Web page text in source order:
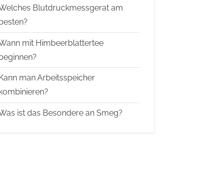
Blutdruckmessgerat am
mit Himbeerblattertee
Kann man Arbeitsspeicher
kombinieren?
ist das Besondere an Smeg?